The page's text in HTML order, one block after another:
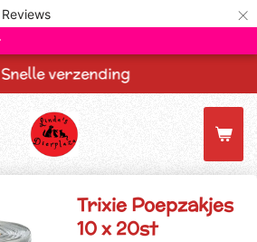
Reviews ×
Snelle verzending
Trixie Poepzakjes
10 x 20st